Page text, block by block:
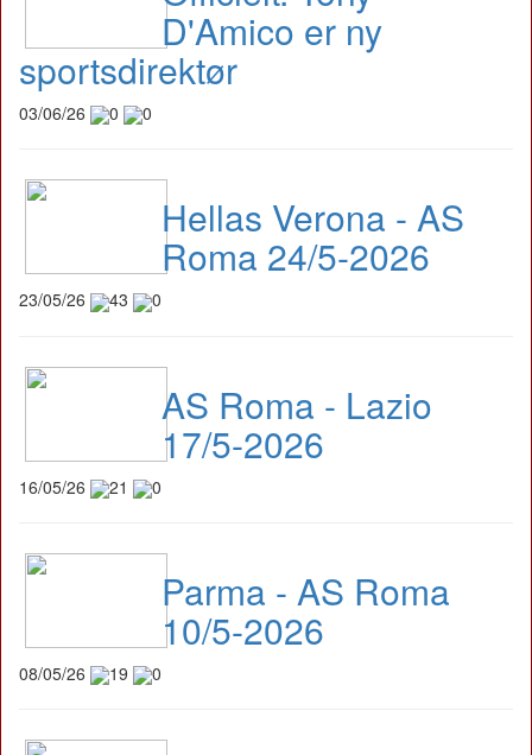
D'Amico er ny
sportsdirektør
03/06/26 0 0
Hellas Verona - AS
Roma 24/5-2026
23/05/26 43 0
AS Roma - Lazio
17/5-2026
16/05/26 21 0
Parma - AS Roma
10/5-2026
08/05/26 19 0